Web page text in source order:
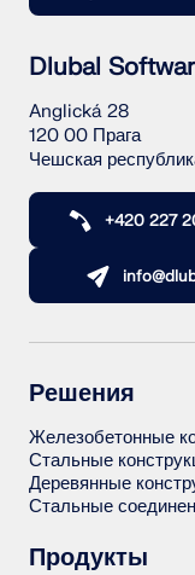
Dlubal
Anglická 28
120 00 Прага
Чешская
+420 227
Решения
Железобетонные
Стальные
Деревянные
Стальные
Продукты